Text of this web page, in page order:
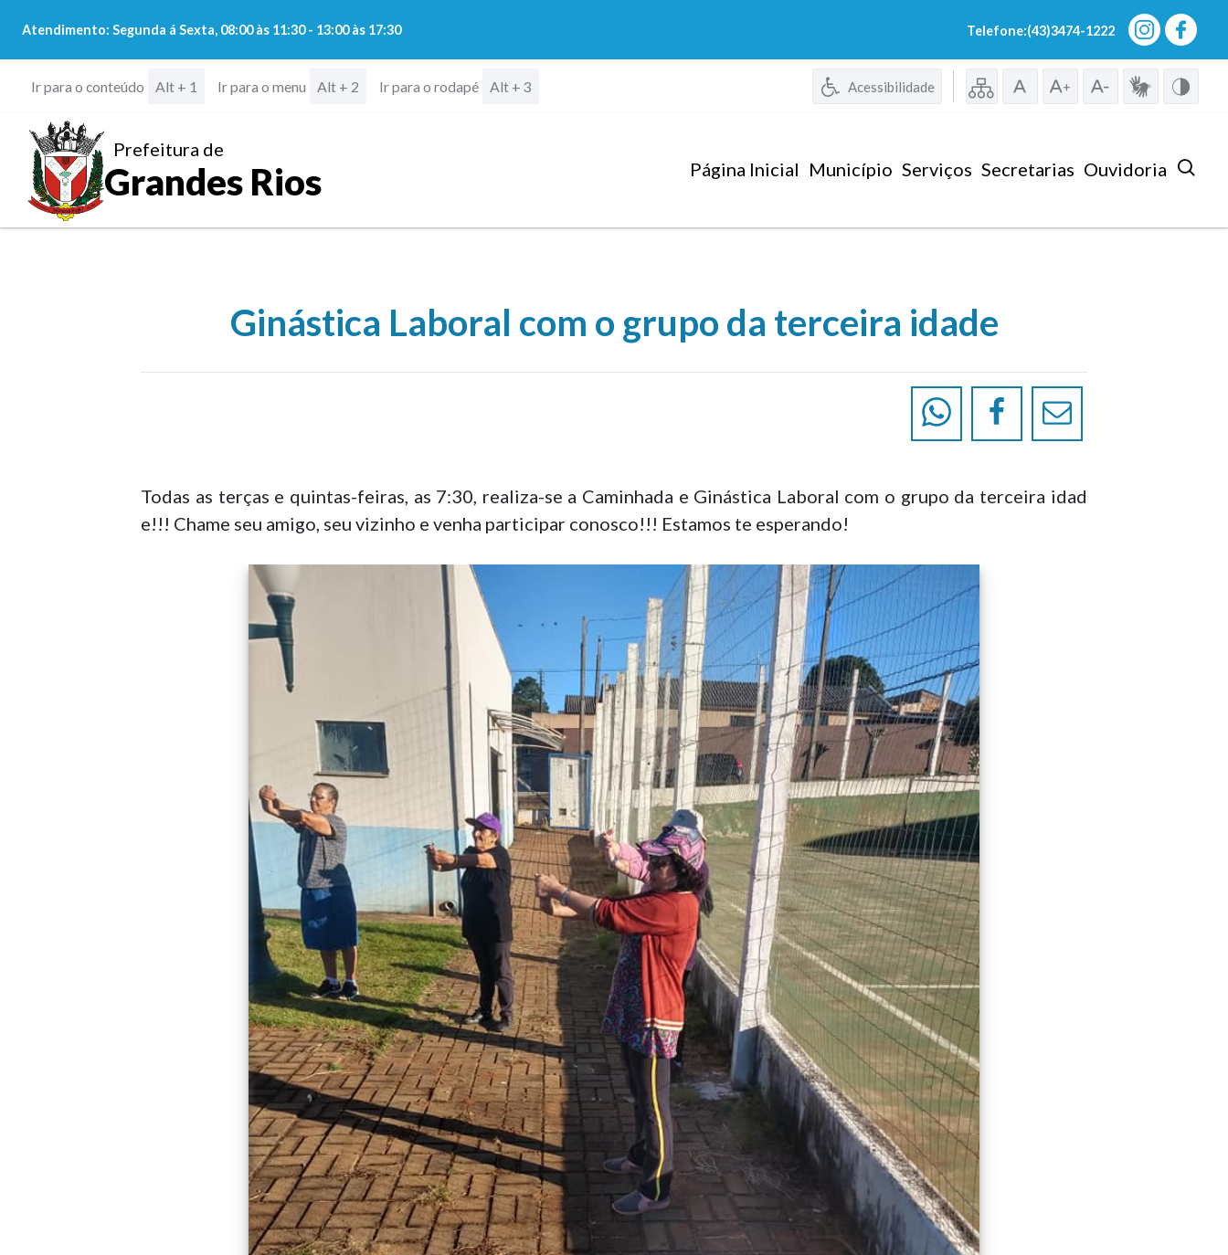
Atendimento: Segunda á Sexta, 08:00 às 11:30 - 13:00 às 17:30 Telefone:(43)3474-1222
Ir para o conteúdo Alt + 1 Ir para o menu Alt + 2 Ir para o rodapé Alt + 3 Acessibilidade
Prefeitura de
Grandes Rios Página Inicial Município Serviços Secretarias Ouvidoria
Ginástica Laboral com o grupo da terceira idade
Todas as terças e quintas-feiras, as 7:30, realiza-se a Caminhada e Ginástica Laboral com o grupo da terceira idad
e!!! Chame seu amigo, seu vizinho e venha participar conosco!!! Estamos te esperando!